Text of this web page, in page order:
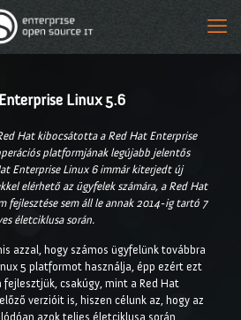
Linux 5.6
Hat kibocsátotta a Red Hat Enterprise
platformjának legújabb jelentős
Enterprise Linux 6 immár kiterjedt új
elérhető az ügyfelek számára, a Red Hat
fejlesztése sem áll le annak 2014-ig tartó 7
életciklusa során.
azzal, hogy számos ügyfelünk továbbra
5 platformot használja, épp ezért ezt
csakúgy, mint a Red Hat
verzióit is, hiszen célunk az, hogy az
azok teljes életciklusa során